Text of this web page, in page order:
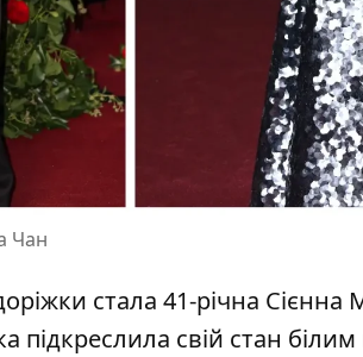
Чан
стала 41-річна Сієнна
підкреслила свій стан